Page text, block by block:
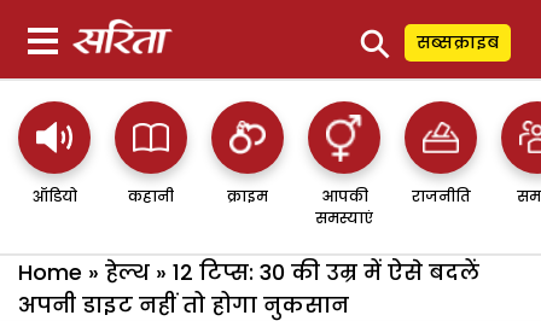
⚲ सब्सक्राइब
ऑडियो कहानी क्राइम
आपकी
समस्याएं
राजनीति
Home » हेल्थ » 12 टिप्स: 30 की उम्र में ऐसे बदलें
अपनी डाइट नहीं तो होगा नुकसान